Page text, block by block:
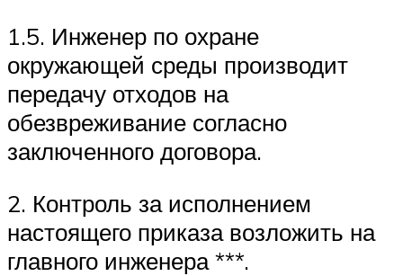
1.5. Инженер по охране
окружающей среды производит
передачу отходов на
обезвреживание согласно
заключенного договора.
2. Контроль за исполнением
настоящего приказа возложить на
главного инженера ***.